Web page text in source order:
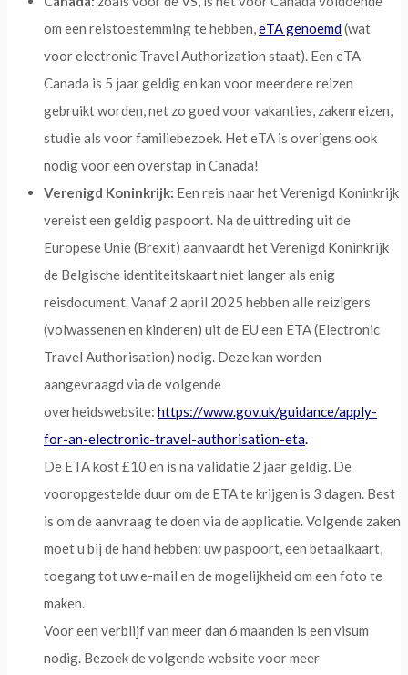
om een reistoestemming te hebben,eTA genoemd(wat
voor electronic Travel Authorization staat). Een eTA
Canada is 5 jaar geldig en kan voor meerdere reizen
gebruikt worden, net zo goed voor vakanties, zakenreizen,
studie als voor familiebezoek. Het eTA is overigens ook
nodig voor een overstap in Canada!
Verenigd Koninkrijk: Een reis naar het Verenigd Koninkrijk
vereist een geldig paspoort. Na de uittreding uit de
Europese Unie (Brexit) aanvaardt het Verenigd Koninkrijk
de Belgische identiteitskaart niet langer als enig
reisdocument. Vanaf 2 april 2025 hebben alle reizigers
(volwassenen en kinderen) uit de EU een ETA (Electronic
Travel Authorisation) nodig. Deze kan worden
aangevraagd via de volgende
overheidswebsite: https://www.gov.uk/guidance/apply-
for-an-electronic-travel-authorisation-eta.
De ETA kost £10 en is na validatie 2 jaar geldig. De
vooropgestelde duur om de ETA te krijgen is 3 dagen. Best
is om de aanvraag te doen via de applicatie. Volgende zaken
moet u bij de hand hebben: uw paspoort, een betaalkaart,
toegang tot uw e-mail en de mogelijkheid om een foto te
maken.
Voor een verblijf van meer dan 6 maanden is een visum
nodig. Bezoek de volgende website voor meer